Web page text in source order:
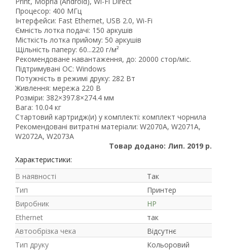
Рейтинг EXE.ua:4.6
21
63
Процесор: 400 МГц
Інтерфейси: Fast Ethernet, USB 2.0, Wi-Fi
Ємність лотка подачі: 150 аркушів
Місткість лотка прийому: 50 аркушів
Щільність паперу: 60...220 г/м²
Рекомендоване навантаження, до: 20000 стор/міс.
Підтримувані ОС: Windows
Потужність в режимі друку: 282 Вт
Живлення: мережа 220 В
Розміри: 382×397.8×274.4 мм
Вага: 10.04 кг
Стартовий картридж(и) у комплекті: комплект чорнила
Рекомендовані витратні матеріали: W2070A, W2071A,
W2072A, W2073A
Товар додано: Лип. 2019 р.
Характеристики:
В наявності
Так
Тип
Принтер
Виробник
HP
Ethernet
так
Автообрізка чека
Відсутнє
Тип друку
Кольоровий